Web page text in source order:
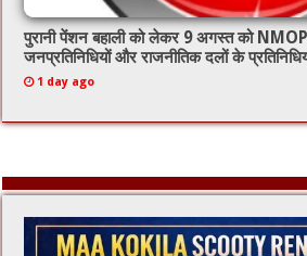
पुरानी पेंशन बहाली को लेकर 9 अगस्त को
जनप्रतिनिधियों और राजनीतिक दलों के
1 day ago